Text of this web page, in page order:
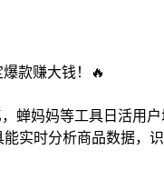
款赚大钱！🔥
蝉妈妈等工具日活用
实时分析商品数据，